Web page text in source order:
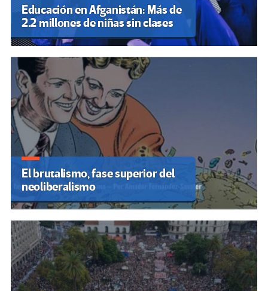
Educación en Afganistán: Más de
2.2 millones de niñas sin clases
El brutalismo, fase superior del
neoliberalismo